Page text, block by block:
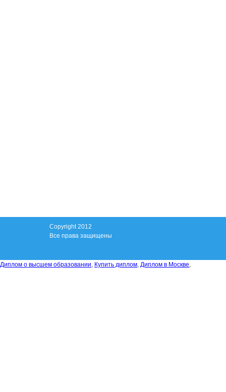
Copyright 2012
Все права защищены
Диплом о высшем образовании, Купить диплом, Диплом в Москве,